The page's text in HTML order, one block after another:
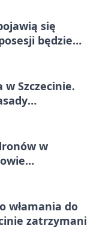
się
będzie
Szczecinie.
w
włamania do
zatrzymani